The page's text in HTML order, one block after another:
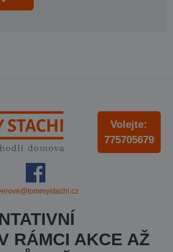
Volejte:
775705679
RÁMCI AKCE AŽ